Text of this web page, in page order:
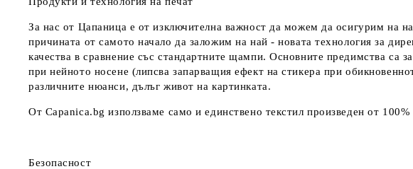
За нас от Цапаница е от изключителна важност да можем да осигурим на
причината от самото начало да заложим на най - новата технология за
качества в сравнение със стандартните щампи. Основните предимства са
при нейното носене (липсва запарващия ефект на стикера при
различните нюанси, дълъг живот на картинката.
От Capanica.bg използваме само и единствено текстил произведен от
Безопасност